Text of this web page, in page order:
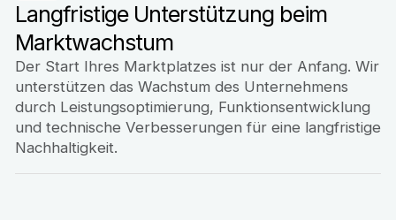
Langfristige Unterstützung beim
Marktwachstum
Der Start Ihres Marktplatzes ist nur der Anfang. Wir
unterstützen das Wachstum des Unternehmens
durch Leistungsoptimierung, Funktionsentwicklung
und technische Verbesserungen für eine langfristige
Nachhaltigkeit.